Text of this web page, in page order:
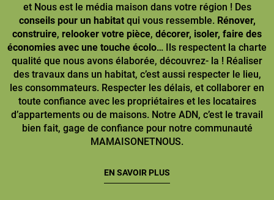
et Nous est le média maison dans votre région ! Des
conseils pour un habitatqui vous ressemble. Rénover,
construire, relooker votre pièce, décorer, isoler, faire des
économies avec une touche écolo… Ils respectent la charte
qualité que nous avons élaborée, découvrez- la ! Réaliser
des travaux dans un habitat, c’est aussi respecter le lieu,
les consommateurs. Respecter les délais, et collaborer en
toute confiance avec les propriétaires et les locataires
d’appartements ou de maisons. Notre ADN, c’est le travail
bien fait, gage de confiance pour notre communauté
MAMAISONETNOUS.
EN SAVOIR PLUS